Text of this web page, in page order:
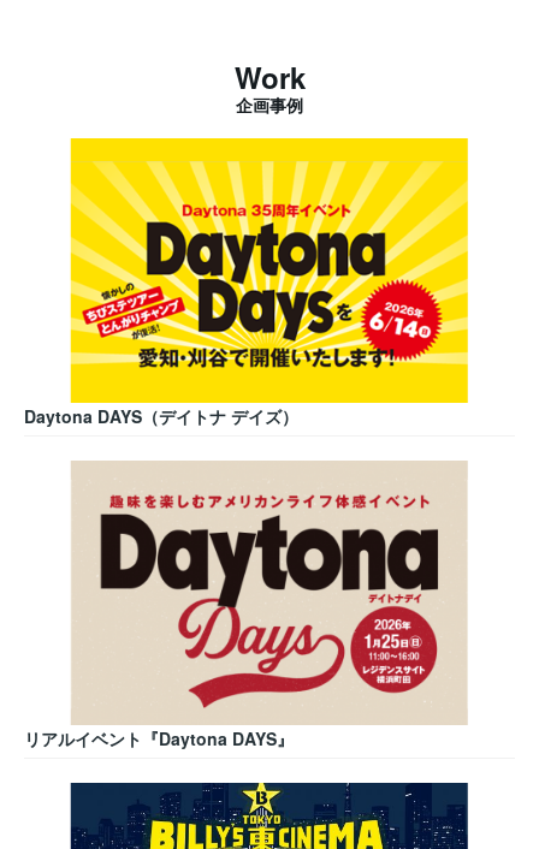
Work
企画事例
Daytona DAYS（デイトナ デイズ）
リアルイベント『Daytona DAYS』